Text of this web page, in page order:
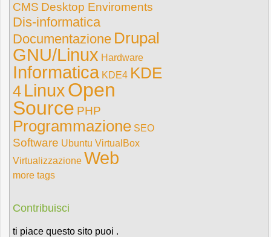
CMS Desktop Enviroments
Dis-informatica
Documentazione Drupal
GNU/Linux Hardware
Informatica KDE4 KDE
4 LinuxOpen
Source PHP
Programmazione SEO
Software Ubuntu VirtualBox
Virtualizzazione Web
more tags
Contribuisci
ti piace questo sito puoi .